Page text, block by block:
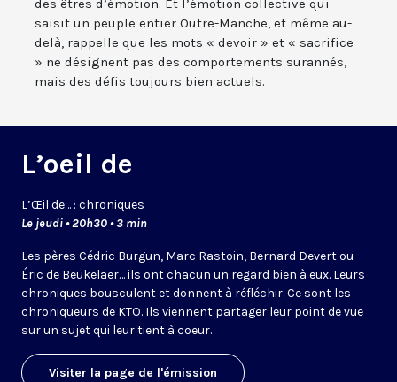
des êtres d’émotion. Et l’émotion collective qui
saisit un peuple entier Outre-Manche, et même au-
delà, rappelle que les mots « devoir » et « sacrifice
» ne désignent pas des comportements surannés,
mais des défis toujours bien actuels.
L’oeil de
L’Œil de… : chroniques
Le jeudi • 20h30 • 3 min
Les pères Cédric Burgun, Marc Rastoin, Bernard Devert ou
Éric de Beukelaer… ils ont chacun un regard bien à eux. Leurs
chroniques bousculent et donnent à réfléchir. Ce sont les
chroniqueurs de KTO. Ils viennent partager leur point de vue
sur un sujet qui leur tient à coeur.
Visiter la page de l'émission